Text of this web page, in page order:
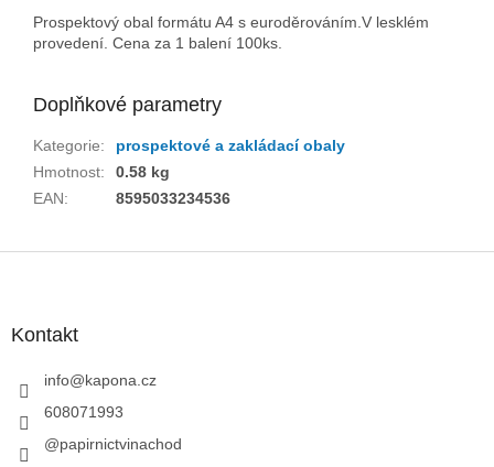
Prospektový obal formátu A4 s euroděrováním.V lesklém
provedení. Cena za 1 balení 100ks.
Doplňkové parametry
Kategorie:
prospektové a zakládací obaly
Hmotnost:
0.58 kg
EAN: 8595033234536
Kontakt
info@kapona.cz
608071993
@papirnictvinachod